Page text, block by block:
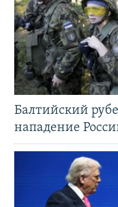
Балтийский
нападение